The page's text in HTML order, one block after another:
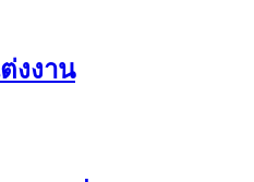
งงาน